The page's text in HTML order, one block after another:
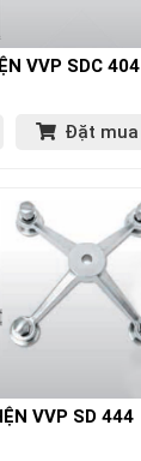
VVP SDC 404
Đặt mua
VVP SD 444